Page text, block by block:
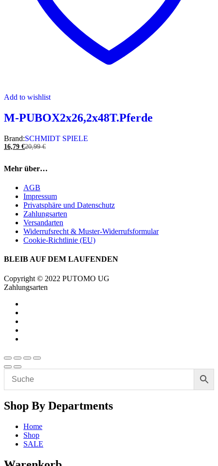
Add to wishlist
M-PUBOX2x26,2x48T.Pferde
Brand:SCHMIDT SPIELE
16,79 €20,99€
Mehr über…
AGB
Impressum
Privatsphäre und Datenschutz
Zahlungsarten
Versandarten
Widerrufsrecht & Muster-Widerrufsformular
Cookie-Richtlinie (EU)
BLEIB AUF DEM LAUFENDEN
Copyright © 2022 PUTOMO UG
Zahlungsarten
Shop By Departments
Home
Shop
SALE